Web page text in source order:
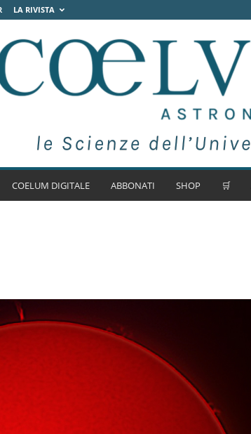
LA RIVISTA
COELUM DIGITALE ABBONATI SHOP 🛒